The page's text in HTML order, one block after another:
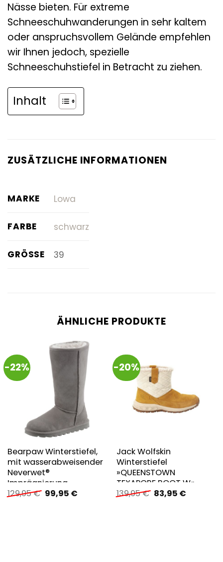
Nässe bieten. Für extreme
Schneeschuhwanderungen in sehr kaltem
oder anspruchsvollem Gelände empfehlen
wir Ihnen jedoch, spezielle
Schneeschuhstiefel in Betracht zu ziehen.
Inhalt
ZUSÄTZLICHE INFORMATIONEN
MARKE Lowa
FARBE schwarz
GRÖSSE 39
ÄHNLICHE PRODUKTE
-22%
Bearpaw Winterstiefel,
mit wasserabweisender
Neverwet®
Imprägnierung
129,95€ Ursprünglicher
Preis
99,95 €Aktueller
-20%
Jack Wolfskin
Winterstiefel
»QUEENSTOWN
TEXAPORE BOOT W«
139,95€ Ursprünglicher
Preis
83,95 €Aktueller